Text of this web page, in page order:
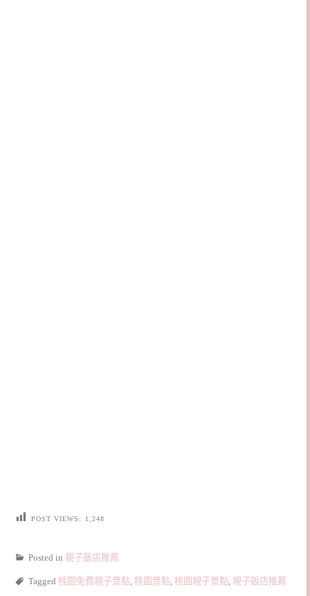
POST VIEWS: 1,248
Posted in 親子飯店推薦
Tagged 桃園免費親子景點 桃園景點 桃園親子景點 親子飯店推薦